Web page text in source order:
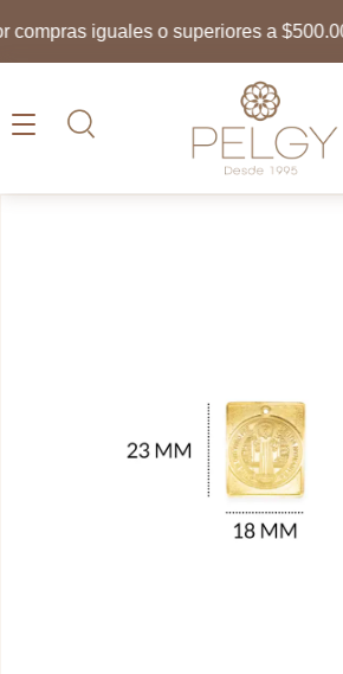
iguales o superiores a $500.000